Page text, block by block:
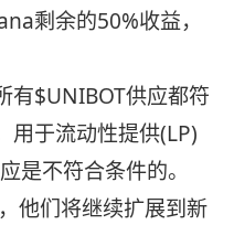
剩余的50%收益，
有$UNIBOT供应都符
用于流动性提供(LP)
是不符合条件的。
他们将继续扩展到新